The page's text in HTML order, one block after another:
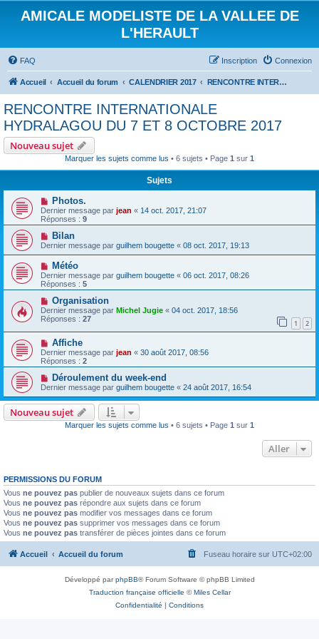
AMICALE MODELISTE DE LA VALLEE DE
L'HERAULT
FAQ Connexion
Inscription
Accueil Accueil du forum CALENDRIER 2017 RENCONTRE INTERNATIONALE HYDRALAGOU DU 7 ET 8 OCTOBRE 2017
RENCONTRE INTERNATIONALE
HYDRALAGOU DU 7 ET 8 OCTOBRE 2017
Nouveau sujet
Marquer les sujets comme lus • 6 sujets • Page 1 sur 1
Sujets
Photos.
Dernier message par jean « 14 oct. 2017, 21:07
Réponses : 9
Bilan
Dernier message par guilhem bougette « 08 oct. 2017, 19:13
Météo
Dernier message par guilhem bougette « 06 oct. 2017, 08:26
Réponses : 5
Organisation
Dernier message par Michel Jugie « 04 oct. 2017, 18:56
Réponses : 27 1 2
Affiche
Dernier message par jean « 30 août 2017, 08:56
Réponses : 2
Déroulement du week-end
Dernier message par guilhem bougette « 24 août 2017, 16:54
Nouveau sujet
Marquer les sujets comme lus • 6 sujets • Page 1 sur 1
Aller
PERMISSIONS DU FORUM
Vous ne pouvez pas publier de nouveaux sujets dans ce forum
Vous ne pouvez pas répondre aux sujets dans ce forum
Vous ne pouvez pas modifier vos messages dans ce forum
Vous ne pouvez pas supprimer vos messages dans ce forum
Vous ne pouvez pas transférer de pièces jointes dans ce forum
Accueil Accueil du forum Fuseau horaire sur UTC+02:00
Développé parphpBB® Forum Software © phpBB Limited
Traduction française officielle ©Miles Cellar
Confidentialité | Conditions